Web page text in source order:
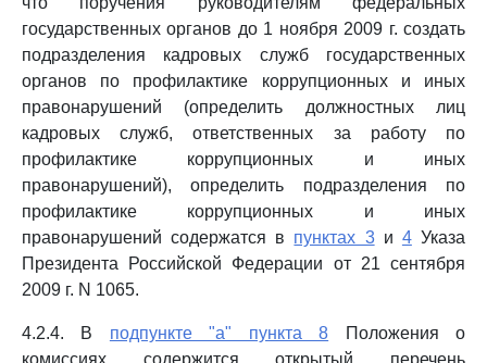
государственных органов до 1 ноября 2009 г. создать
подразделения кадровых служб государственных
органов по профилактике коррупционных и иных
правонарушений (определить должностных лиц
кадровых служб, ответственных за работу по
профилактике коррупционных и иных
правонарушений), определить подразделения по
профилактике коррупционных и иных
правонарушений содержатся в пунктах 3и 4Указа
Президента Российской Федерации от 21 сентября
2009 г. N 1065.
4.2.4. В подпункте "а" пункта 8 Положения о
комиссиях содержится открытый перечень